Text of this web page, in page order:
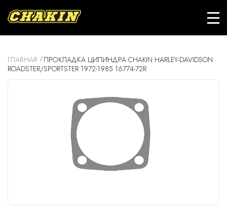
ГЛАВНАЯ
ПРОКЛАДКА ЦИЛИНДРА CHAKIN HARLEY-DAVIDSON
ROADSTER/SPORTSTER 1972-1985 16774-72R